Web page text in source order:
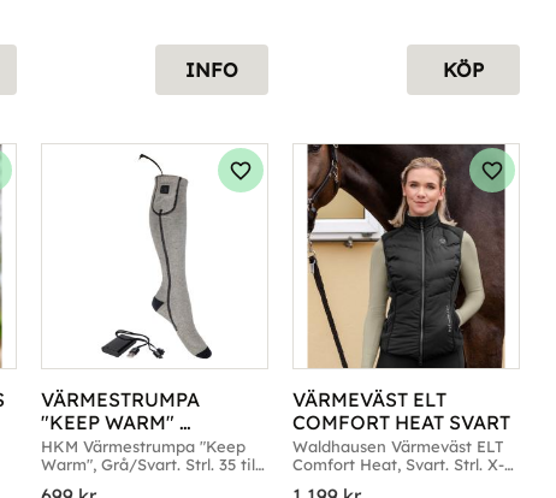
INFO KÖP
till i favoriter
VÄRMESTRUMPA
"KEEP WARM"
GRÅ/SVART
HKM Värmestrumpa "Keep
Warm", Grå/Svart. Strl. 35 till
Lägg till i favoriter
VÄRMEVÄST ELT
COMFORT HEAT SVART
Waldhausen Värmeväst ELT
Comfort Heat, Svart. Strl. X-
Lägg